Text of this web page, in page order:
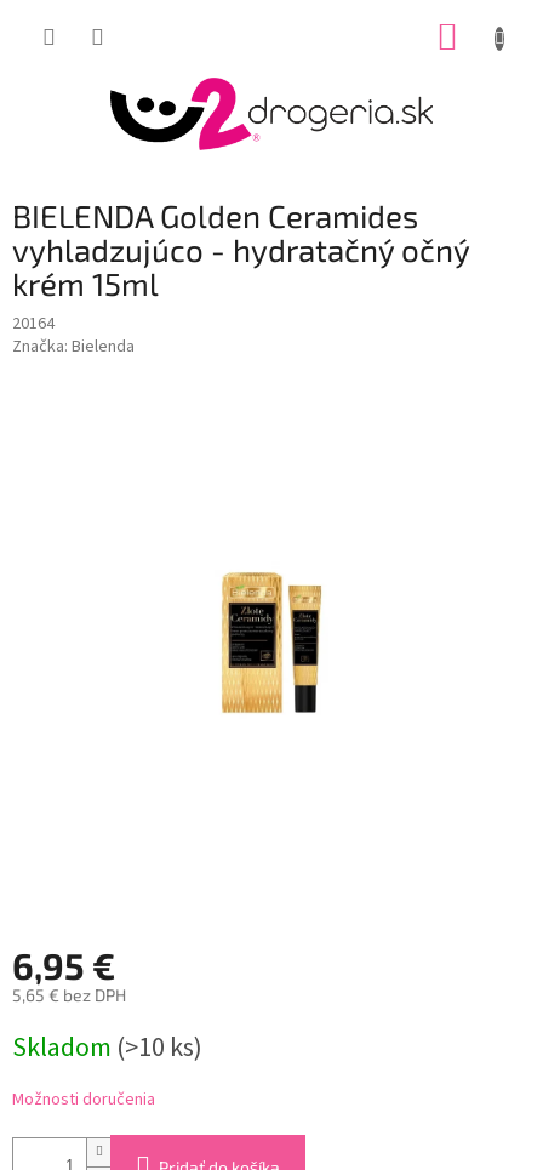
BIELENDA Golden Ceramides
vyhladzujúco - hydratačný očný
krém 15ml
20164
Značka: Bielenda
6,95 €
5,65 € bez DPH
cena:
Skladom (>10 ks)
Možnosti doručenia